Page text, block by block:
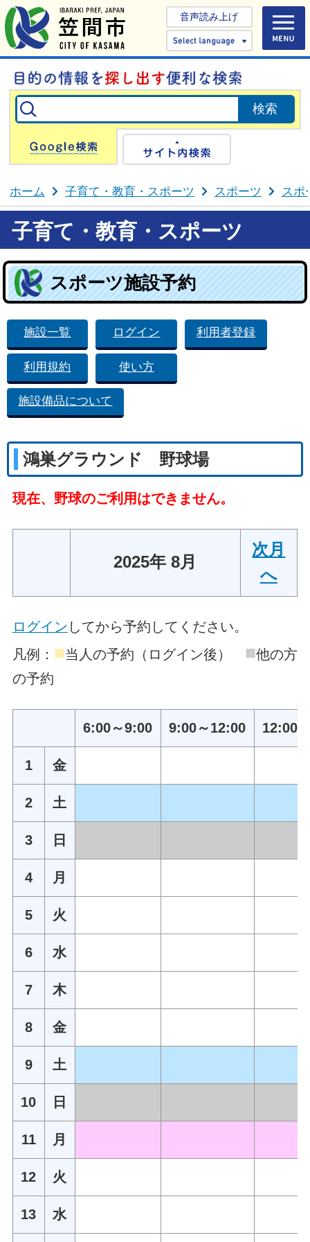
音声読み上げ
Select
Google検索
ホーム 子育て・教育・スポーツ スポーツ スポ
子育て・教育・スポーツ
スポーツ施設予約
施設一覧 ログイン 利用者登録
利用規約 使い方
施設備品について
鴻巣グラウンド 野球場
現在、野球のご利用はできません。
2025年 8月
次月
へ
ログイン してから予約してください。
凡例： ■当人の予約（ログイン後） ■他の方
の予約
6:00～9:00 9:00～12:00 12:00
1 金
2 土
3 日
4 月
5 火
6 水
7 木
8 金
9 土
10 日
11 月
12 火
13 水